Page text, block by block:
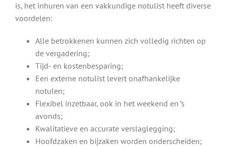
is, het inhuren van een vakkundige notulist heeft diverse
voordelen:
Alle betrokkenen kunnen zich volledig richten op
de vergadering;
Tijd- en kostenbesparing;
Een externe notulist levert onafhankelijke
notulen;
Flexibel inzetbaar, ook in het weekend en ’s
avonds;
Kwalitatieve en accurate verslaglegging;
Hoofdzaken en bijzaken worden onderscheiden;